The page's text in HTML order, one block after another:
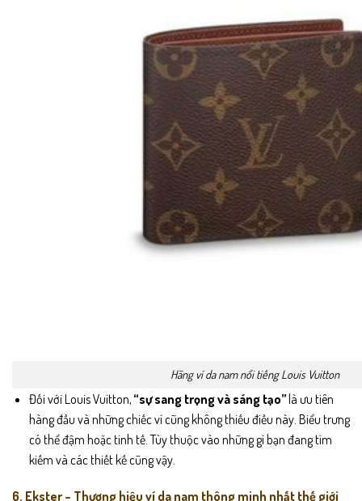
Hãng ví da nam nổi tiếng Louis Vuitton
Đối với Louis Vuitton, “sự sang trọng và sáng tạo”là ưu tiên
hàng đầu và những chiếc ví cũng không thiếu điều này. Biểu trưng
có thể đậm hoặc tinh tế. Tùy thuộc vào những gì bạn đang tìm
kiếm và các thiết kế cũng vậy.
6. Ekster – Thương hiệu ví da nam thông minh nhất thế giới